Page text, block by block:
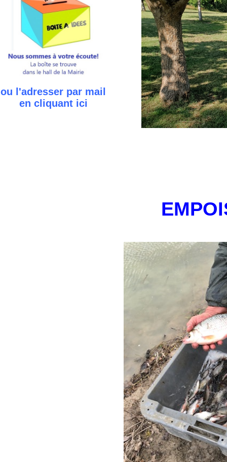
ou l'adresser par mail
en cliquantici